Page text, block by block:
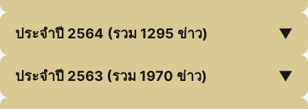
ประจำปี 2564 (รวม 1295 ข่าว) ▼
ประจำปี 2563 (รวม 1970 ข่าว) ▼